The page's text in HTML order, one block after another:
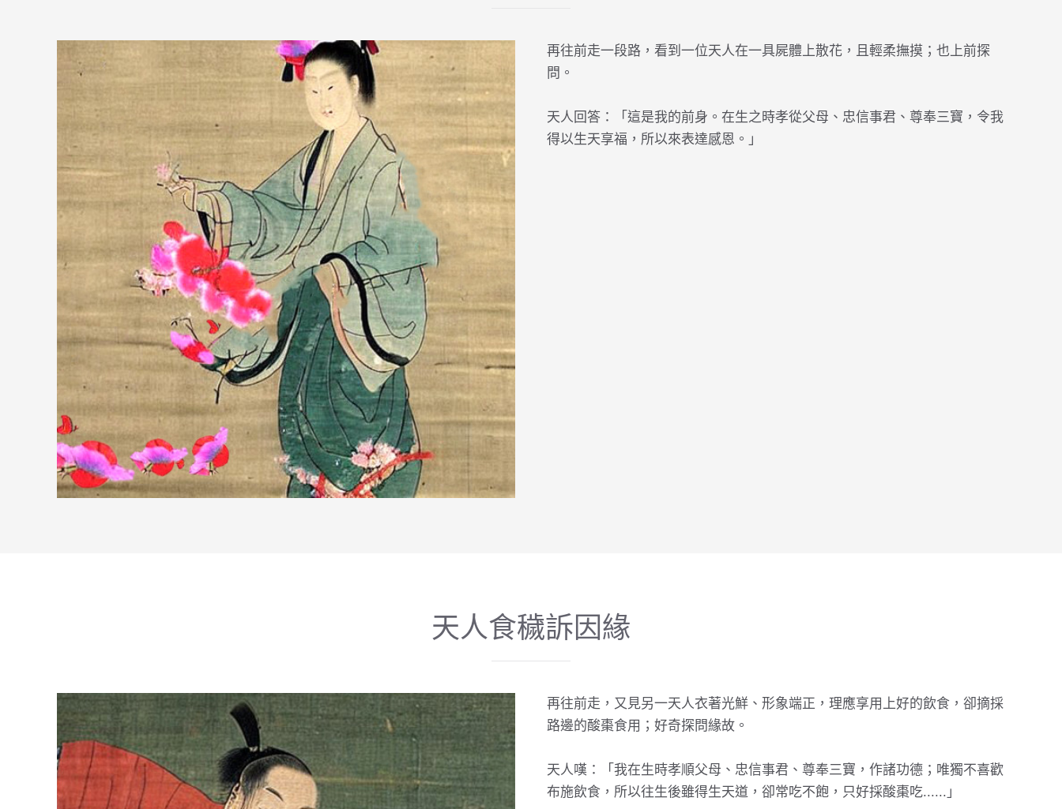
再往前走一段路，看到一位天人在一具屍體上散花，且輕柔撫摸；也上前探
問。
天人回答：「這是我的前身。在生之時孝從父母、忠信事君、尊奉三寶，令我
得以生天享福，所以來表達感恩。」
天人食穢訴因緣
再往前走，又見另一天人衣著光鮮、形象端正，理應享用上好的飲食，卻摘採
路邊的酸棗食用；好奇探問緣故。
天人嘆：「我在生時孝順父母、忠信事君、尊奉三寶，作諸功德；唯獨不喜歡
布施飲食，所以往生後雖得生天道，卻常吃不飽，只好採酸棗吃......」